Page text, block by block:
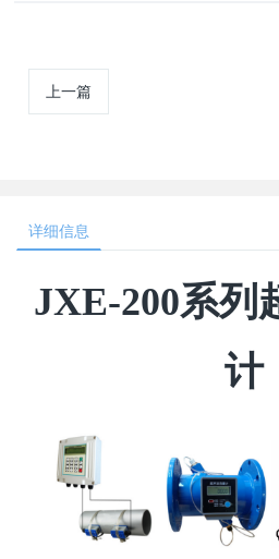
上一篇
详细信息
JXE-200系列
计